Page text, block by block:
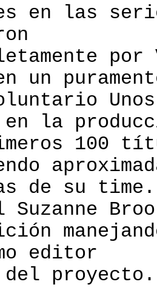
en las
un
la
100
de su
editor
proyecto.